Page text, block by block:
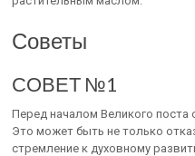
Советы
СОВЕТ №1
Перед началом Великого поста
Это может быть не только
стремление к духовному